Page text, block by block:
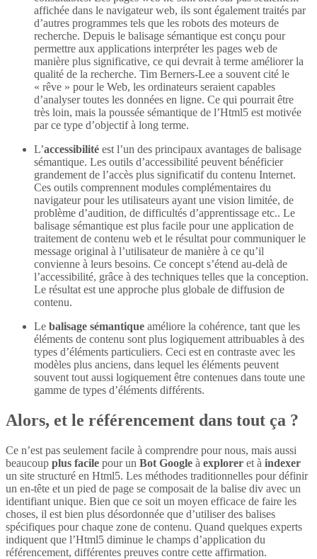
affichée dans le navigateur web, ils sont également traités par
d’autres programmes tels que les robots des moteurs de
recherche. Depuis le balisage sémantique est conçu pour
permettre aux applications interpréter les pages web de
manière plus significative, ce qui devrait à terme améliorer la
qualité de la recherche. Tim Berners-Lee a souvent cité le
« rêve » pour le Web, les ordinateurs seraient capables
d’analyser toutes les données en ligne. Ce qui pourrait être
très loin, mais la poussée sémantique de l’Html5 est motivée
par ce type d’objectif à long terme.
L’accessibilité est l’un des principaux avantages de balisage
sémantique. Les outils d’accessibilité peuvent bénéficier
grandement de l’accès plus significatif du contenu Internet.
Ces outils comprennent modules complémentaires du
navigateur pour les utilisateurs ayant une vision limitée, de
problème d’audition, de difficultés d’apprentissage etc.. Le
balisage sémantique est plus facile pour une application de
traitement de contenu web et le résultat pour communiquer le
message original à l’utilisateur de manière à ce qu’il
convienne à leurs besoins. Ce concept s’étend au-delà de
l’accessibilité, grâce à des techniques telles que la conception.
Le résultat est une approche plus globale de diffusion de
contenu.
Le balisage sémantique améliore la cohérence, tant que les
éléments de contenu sont plus logiquement attribuables à des
types d’éléments particuliers. Ceci est en contraste avec les
modèles plus anciens, dans lequel les éléments peuvent
souvent tout aussi logiquement être contenues dans toute une
gamme de types d’éléments différents.
Alors, et le référencement dans tout ça ?
Ce n’est pas seulement facile à comprendre pour nous, mais aussi
beaucoup plus facile pour un Bot Google à explorer et à indexer
un site structuré en Html5. Les méthodes traditionnelles pour définir
un en-tête et un pied de page se composait de la balise div avec un
identifiant unique. Bien que ce soit un moyen efficace de faire les
choses, il est bien plus désordonnée que d’utiliser des balises
spécifiques pour chaque zone de contenu. Quand quelques experts
indiquent que l’Html5 diminue le champs d’application du
référencement, différentes preuves contre cette affirmation.